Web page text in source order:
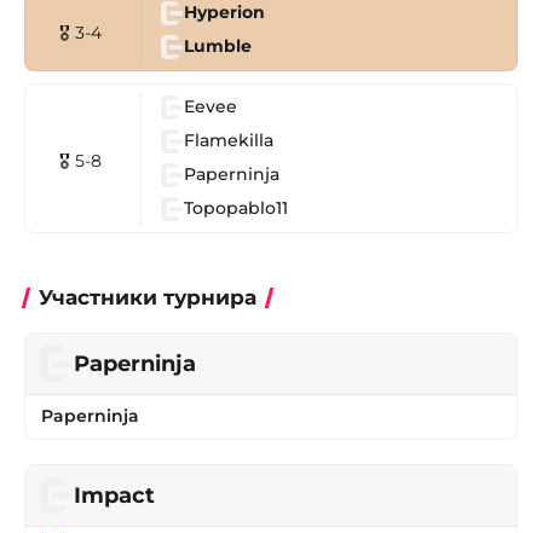
🎖 3-4
Hyperion
Lumble
🎖 5-8
Eevee
Flamekilla
Paperninja
Topopablo11
Участники турнира
Paperninja
Paperninja
Impact